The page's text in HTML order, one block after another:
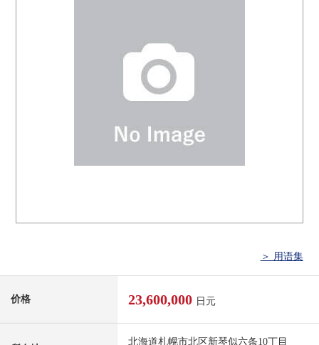
＞ 用语集
价格 23,600,000 日元
北海道札幌市北区新琴似六条10丁目